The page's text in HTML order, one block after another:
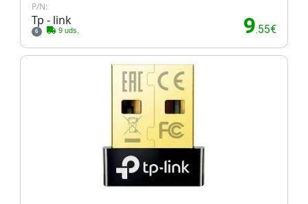
P/N:
Tp - link
6 9 uds. 9.55€